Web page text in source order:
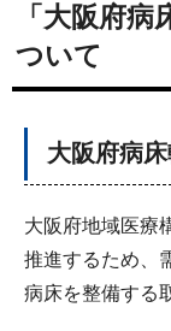
「大阪府
ついて
大阪府病
大阪府地域医療
推進するため、
病床を整備する